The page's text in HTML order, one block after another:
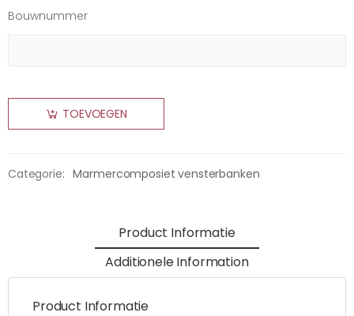
Bouwnummer
TOEVOEGEN
Categorie: Marmercomposiet vensterbanken
Product Informatie
Additionele Information
Product Informatie